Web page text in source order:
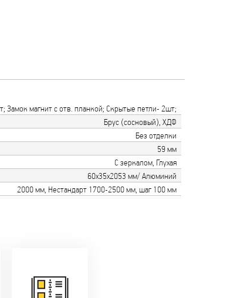
Замок магнит с отв. планкой; Скрытые петли- 2шт;
Брус (сосновый), ХДФ
Без отделки
59 мм
С зеркалом, Глухая
60х35х2053 мм/ Алюминий
2000 мм, Нестандарт 1700-2500 мм, шаг 100 мм
самыми
современным